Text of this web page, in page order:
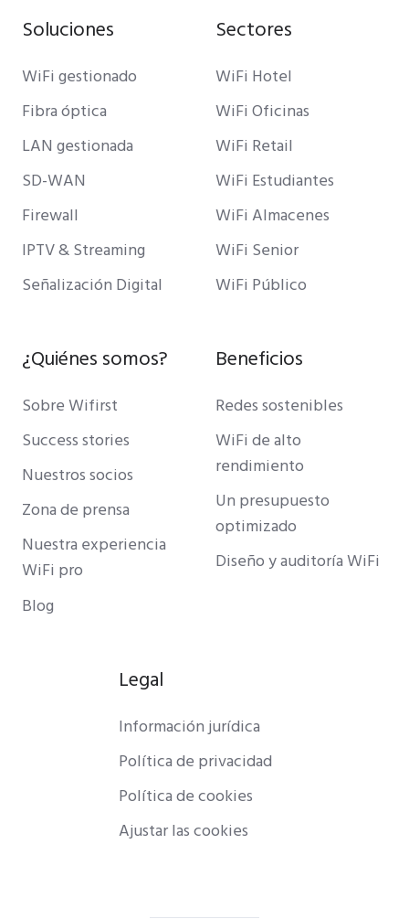
Soluciones
WiFi gestionado
Fibra óptica
LAN gestionada
SD-WAN
Firewall
IPTV & Streaming
Señalización Digital
Sectores
WiFi Hotel
WiFi Oficinas
WiFi Retail
WiFi Estudiantes
WiFi Almacenes
WiFi Senior
WiFi Público
¿Quiénes somos?
Sobre Wifirst
Success stories
Nuestros socios
Zona de prensa
Nuestra experiencia
WiFi pro
Blog
Beneficios
Redes sostenibles
WiFi de alto
rendimiento
Un presupuesto
optimizado
Diseño y auditoría WiFi
Legal
Información jurídica
Política de privacidad
Política de cookies
Ajustar las cookies